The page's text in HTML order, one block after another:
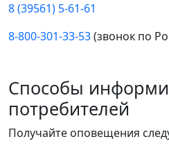
8 (39561) 5-61-61
8-800-301-33-53(звонок по
Способы
потребителей
Получайте оповещения